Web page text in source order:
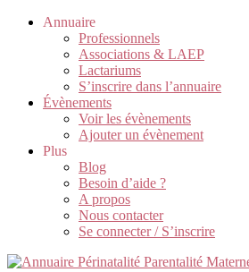
Annuaire
Professionnels
Associations & LAEP
Lactariums
S’inscrire dans l’annuaire
Évènements
Voir les évènements
Ajouter un évènement
Plus
Blog
Besoin d’aide ?
A propos
Nous contacter
Se connecter / S’inscrire